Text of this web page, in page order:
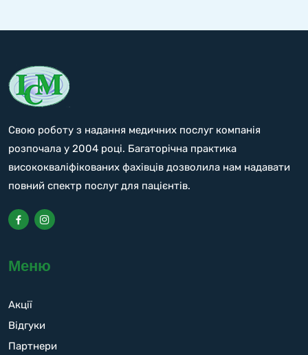
Свою роботу з надання медичних послуг компанія
розпочала у 2004 році. Багаторічна практика
висококваліфікованих фахівців дозволила нам надавати
повний спектр послуг для пацієнтів.
Меню
Акції
Відгуки
Партнери